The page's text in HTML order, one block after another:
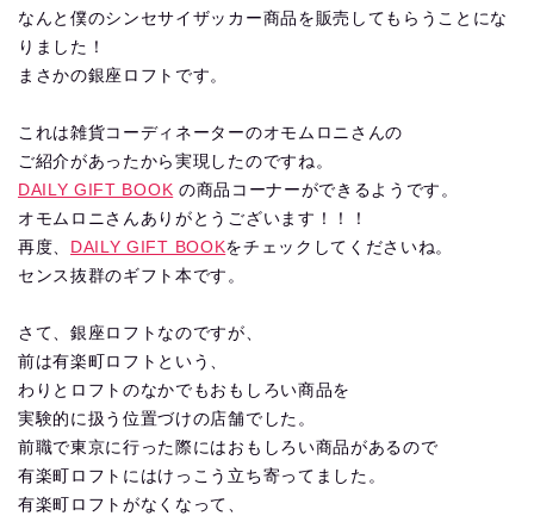
なんと僕のシンセサイザッカー商品を販売してもらうことにな
りました！
まさかの銀座ロフトです。
これは雑貨コーディネーターのオモムロニさんの
ご紹介があったから実現したのですね。
DAILY GIFT BOOK の商品コーナーができるようです。
オモムロニさんありがとうございます！！！
再度、
DAILY GIFT BOOKをチェックしてくださいね。
センス抜群のギフト本です。
さて、銀座ロフトなのですが、
前は有楽町ロフトという、
わりとロフトのなかでもおもしろい商品を
実験的に扱う位置づけの店舗でした。
前職で東京に行った際にはおもしろい商品があるので
有楽町ロフトにはけっこう立ち寄ってました。
有楽町ロフトがなくなって、